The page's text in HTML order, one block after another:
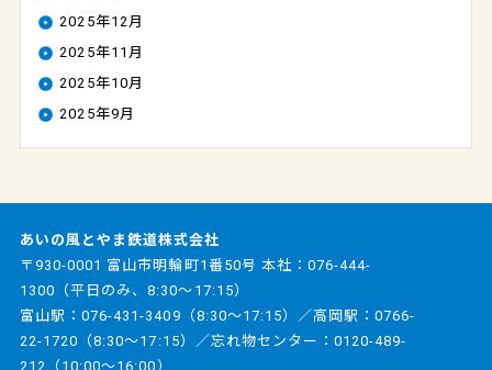
2025年12月
2025年11月
2025年10月
2025年9月
あいの風とやま鉄道株式会社
〒930-0001 富山市明輪町1番50号 本社： 076-444-
1300 （平日のみ、8:30～17:15）
富山駅：076-431-3409 （8:30～17:15）／高岡駅：0766-
22-1720 （8:30～17:15）／忘れ物センター：0120-489-
212
（10:00～16:00）